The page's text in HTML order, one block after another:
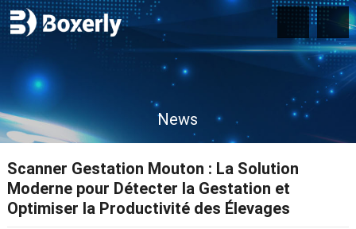
News
Scanner Gestation Mouton : La Solution
Moderne pour Détecter la Gestation et
Optimiser la Productivité des Élevages